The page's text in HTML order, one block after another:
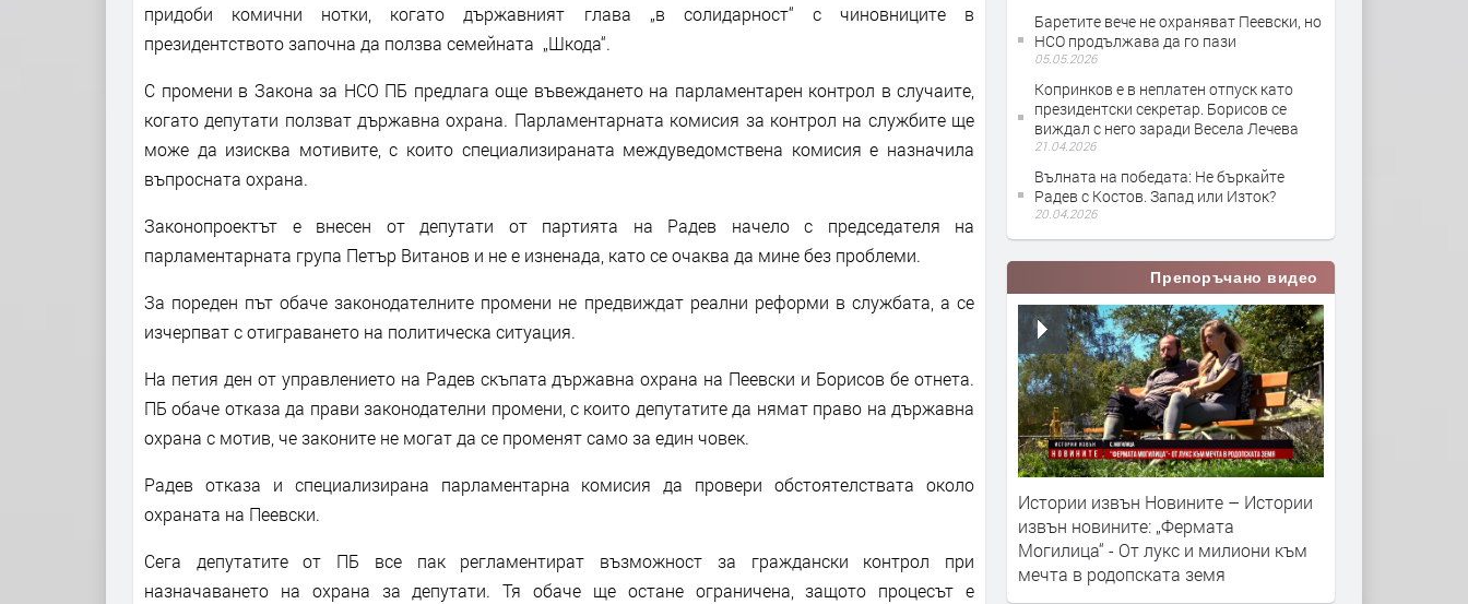
придоби комични нотки, когато държавният глава „в солидарност“ с чиновниците в
президентството започна да ползва семейната „Шкода“.
С промени в Закона за НСО ПБ предлага още въвеждането на парламентарен контрол в случаите,
когато депутати ползват държавна охрана. Парламентарната комисия за контрол на службите ще
може да изисква мотивите, с които специализираната междуведомствена комисия е назначила
въпросната охрана.
Законопроектът е внесен от депутати от партията на Радев начело с председателя на
парламентарната група Петър Витанов и не е изненада, като се очаква да мине без проблеми.
За пореден път обаче законодателните промени не предвиждат реални реформи в службата, а се
изчерпват с отиграването на политическа ситуация.
На петия ден от управлението на Радев скъпата държавна охрана на Пеевски и Борисов бе отнета.
ПБ обаче отказа да прави законодателни промени, с които депутатите да нямат право на държавна
охрана с мотив, че законите не могат да се променят само за един човек.
Радев отказа и специализирана парламентарна комисия да провери обстоятелствата около
охраната на Пеевски.
Сега депутатите от ПБ все пак регламентират възможност за граждански контрол при
назначаването на охрана за депутати. Тя обаче ще остане ограничена, защото процесът е
Баретите вече не охраняват Пеевски, но
НСО продължава да го пази
05.05.2026
Копринков е в неплатен отпуск като
президентски секретар. Борисов се
виждал с него заради Весела Лечева
21.04.2026
Вълната на победата: Не бъркайте
Радев с Костов. Запад или Изток?
20.04.2026
Препоръчано видео
Истории извън Новините – Истории
извън новините: „Фермата
Могилица“ - От лукс и милиони към
мечта в родопската земя